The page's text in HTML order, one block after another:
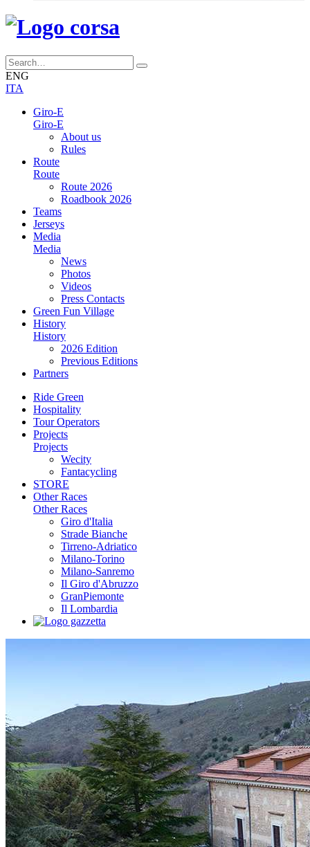
ENG
ITA
Giro-E
Giro-E
About us
Rules
Route
Route
Route 2026
Roadbook 2026
Teams
Jerseys
Media
Media
News
Photos
Videos
Press Contacts
Green Fun Village
History
History
2026 Edition
Previous Editions
Partners
Ride Green
Hospitality
Tour Operators
Projects
Projects
Wecity
Fantacycling
STORE
Other Races
Other Races
Giro d'Italia
Strade Bianche
Tirreno-Adriatico
Milano-Torino
Milano-Sanremo
Il Giro d'Abruzzo
GranPiemonte
Il Lombardia